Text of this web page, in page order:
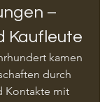
–
Kaufleute
kamen
durch
Kontakte mit